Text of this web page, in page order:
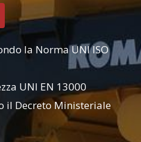
la Norma UNI ISO
UNI EN 13000
il Decreto Ministeriale